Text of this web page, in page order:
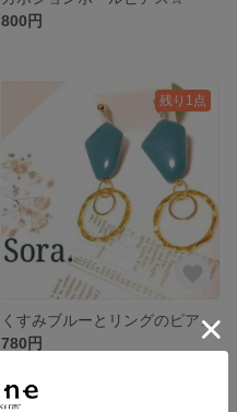
800円
残り1点
くすみブルーとリングのピアス☆
780円